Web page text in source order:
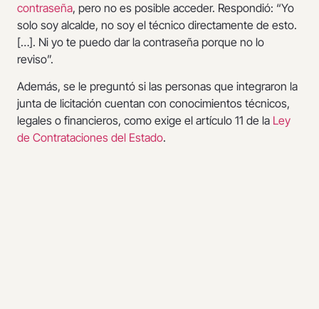
contraseña, pero no es posible acceder. Respondió: “Yo
solo soy alcalde, no soy el técnico directamente de esto.
[…]. Ni yo te puedo dar la contraseña porque no lo
reviso”.
Además, se le preguntó si las personas que integraron la
junta de licitación cuentan con conocimientos técnicos,
legales o financieros, como exige el artículo 11 de la Ley
de Contrataciones del Estado.